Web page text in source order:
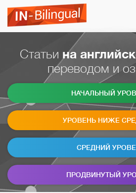
Статьи на
переводом и
НАЧАЛЬНЫЙ
УРОВЕНЬ НИЖЕ
СРЕДНИЙ
ПРОДВИНУТЫЙ